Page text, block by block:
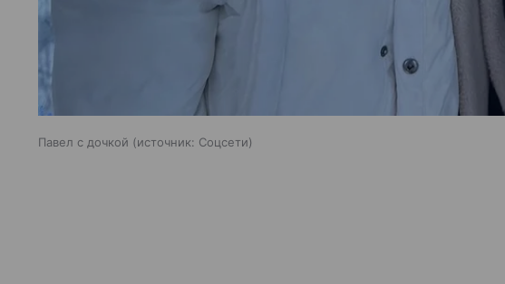
Павел с дочкой источник: Соцсети